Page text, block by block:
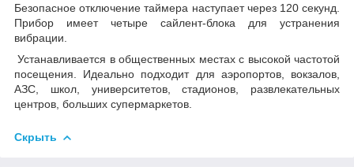
Безопасное отключение таймера наступает через 120 секунд.
Прибор имеет четыре сайлент-блока для устранения
вибрации.
Устанавливается в общественных местах с высокой частотой
посещения. Идеально подходит для аэропортов, вокзалов,
АЗС, школ, университетов, стадионов, развлекательных
центров, больших супермаркетов.
Скрыть